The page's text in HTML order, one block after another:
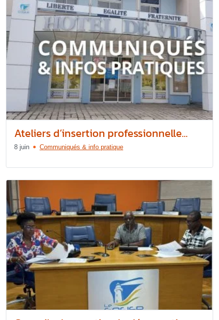
Ateliers d’insertion professionnelle...
8 juin Communiqués & info pratique